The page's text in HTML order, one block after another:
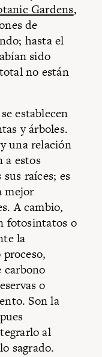
Gardens,
de
hasta el
sido
no están
establecen
y árboles.
una relación
a estos
raíces; es
mejor
A cambio,
fotosintatos o
la
o
Son la
al
sagrado.